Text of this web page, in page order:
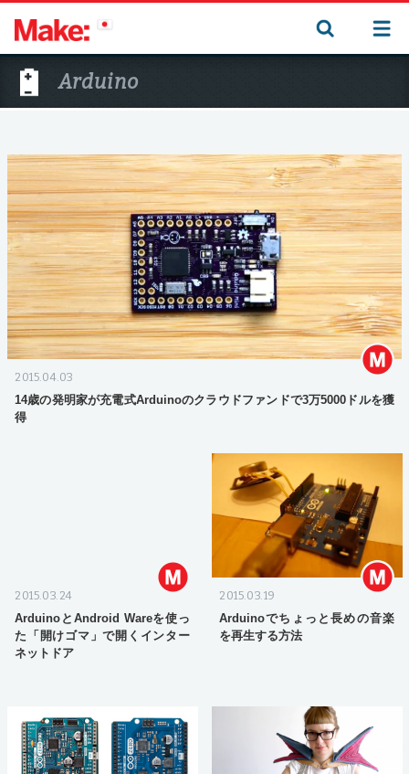
Arduino
2015.04.03
14歳の発明家が充電式Arduinoのクラウドファンドで3万5000ドルを獲
得
2015.03.24
ArduinoとAndroid Wareを使っ
た「開けゴマ」で開くインター
ネットドア
2015.03.19
Arduinoでちょっと長めの音楽
を再生する方法